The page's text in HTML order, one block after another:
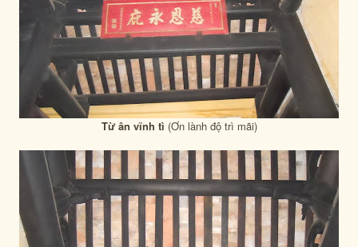
Từ ân vĩnh tì (Ơn lành độ trì mãi)